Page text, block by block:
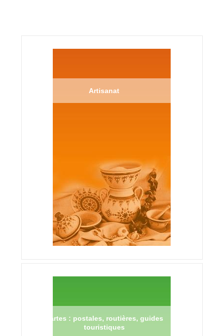
Artisanat
Cartes : postales, routières, guides
touristiques